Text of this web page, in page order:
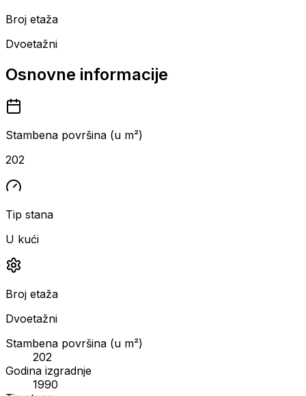
Broj etaža
Dvoetažni
Osnovne informacije
Stambena površina (u m²)
202
Tip stana
U kući
Broj etaža
Dvoetažni
Stambena površina (u m²)
202
Godina izgradnje
1990